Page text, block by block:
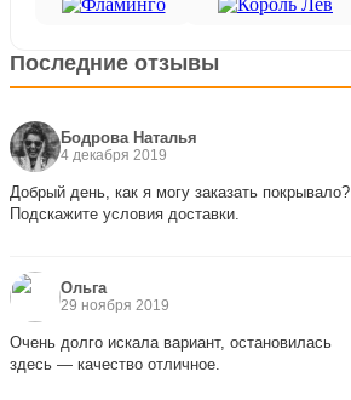
Последние отзывы
Бодрова Наталья
4 декабря 2019
Добрый день, как я могу заказать покрывало?
Подскажите условия доставки.
Ольга
29 ноября 2019
Очень долго искала вариант, остановилась
здесь — качество отличное.